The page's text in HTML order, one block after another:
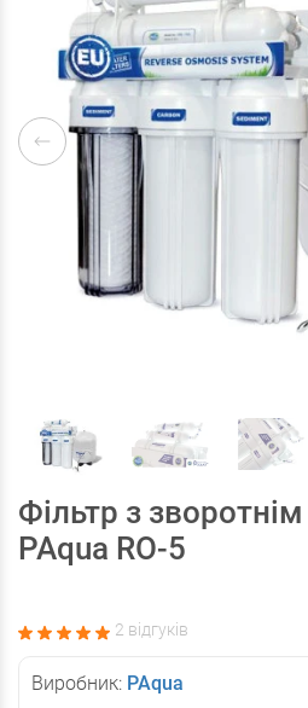
Фільтр з
PAqua RO-5
2 відгуків
Виробник: PAqua